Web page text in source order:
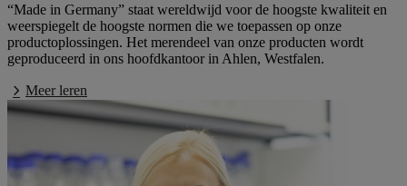
“Made in Germany” staat wereldwijd voor de hoogste kwaliteit en
weerspiegelt de hoogste normen die we toepassen op onze
productoplossingen. Het merendeel van onze producten wordt
geproduceerd in ons hoofdkantoor in Ahlen, Westfalen.
Meer leren